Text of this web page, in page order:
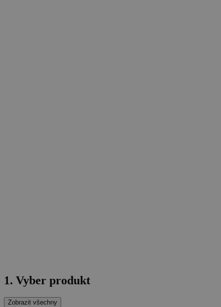
1. Vyber produkt
Zobrazit všechny